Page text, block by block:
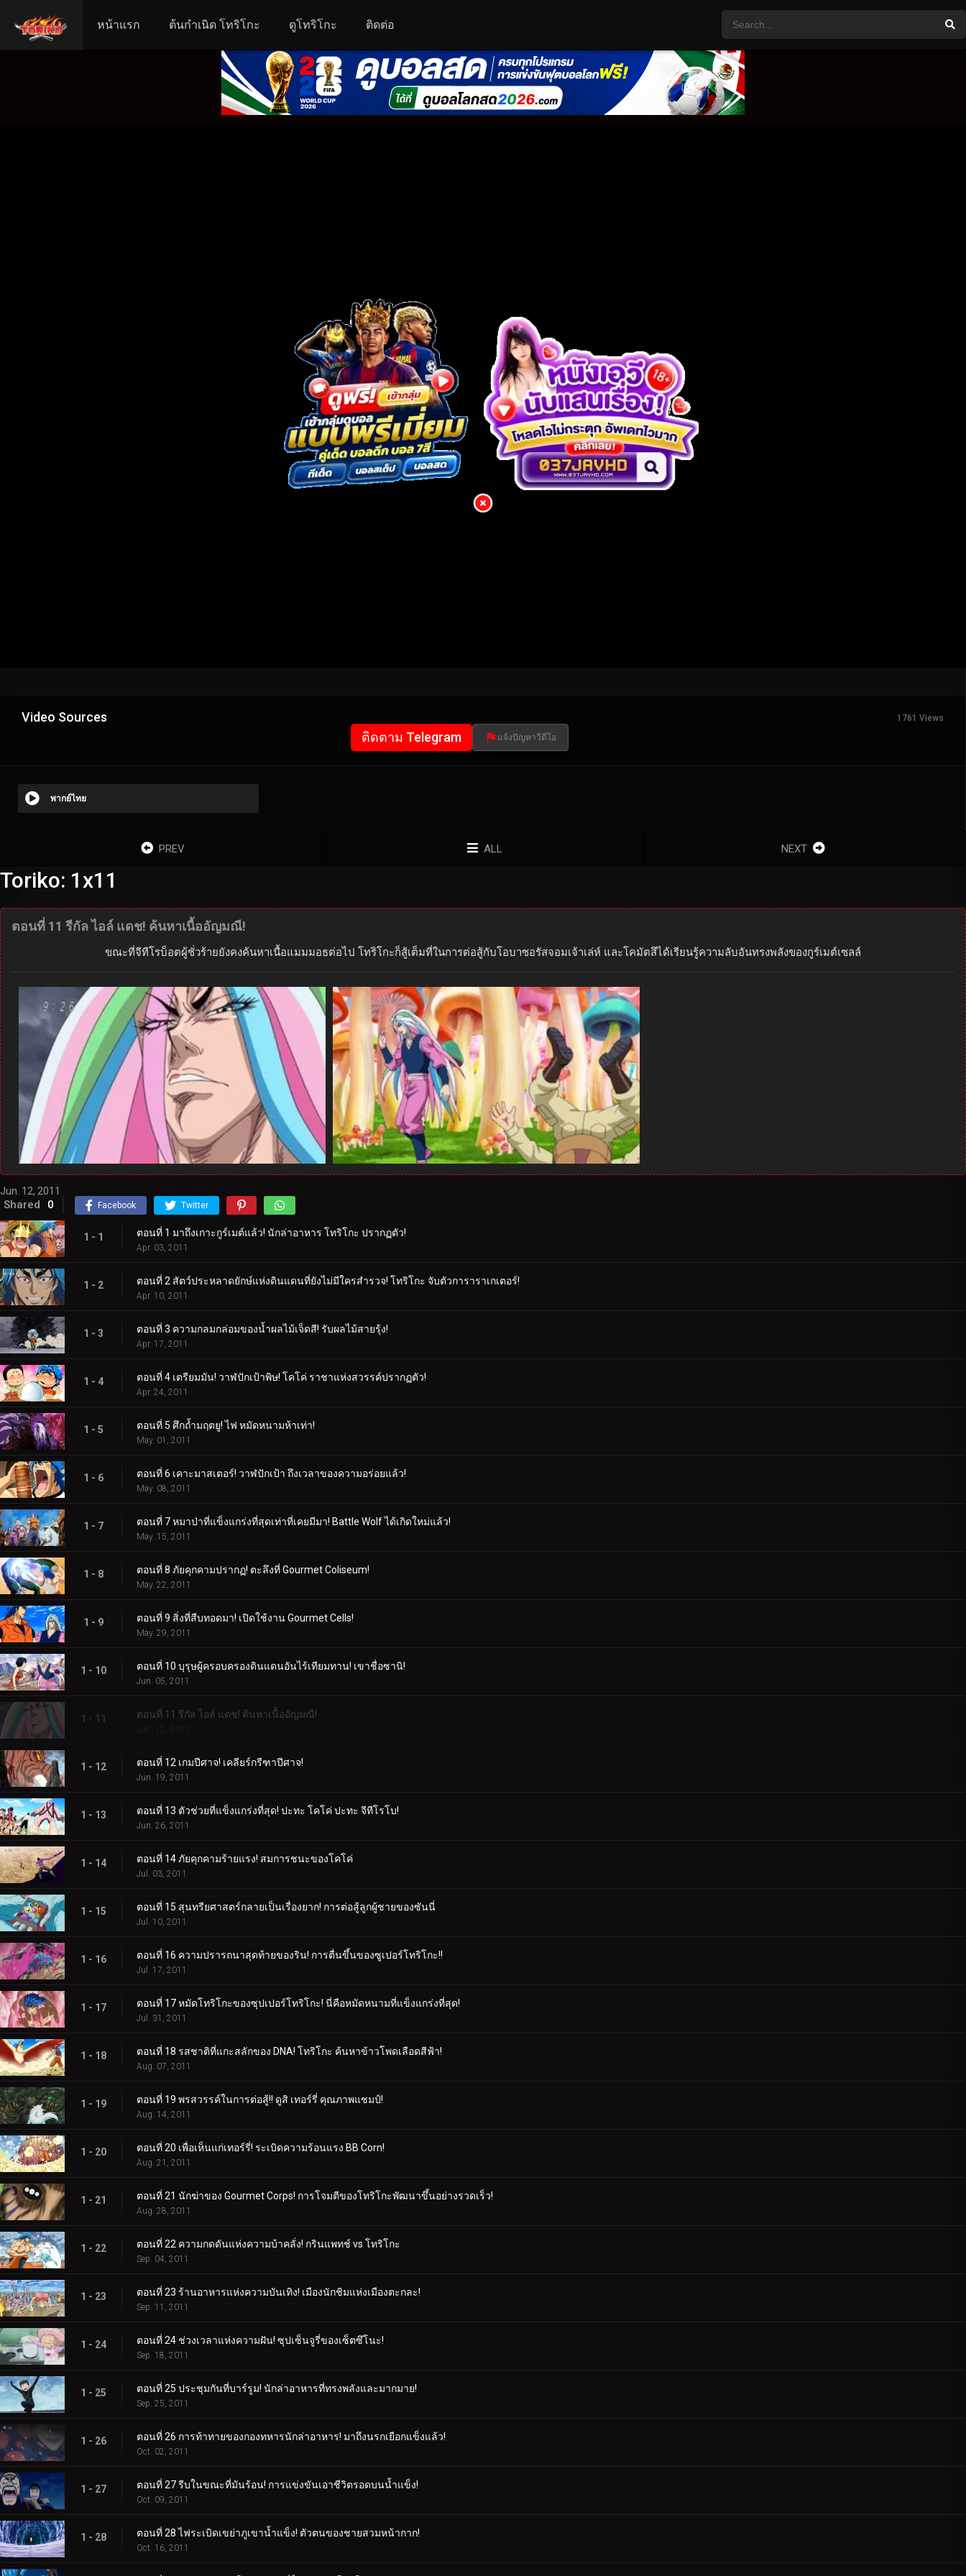
หน้าแรก ต้นกำเนิด โทริโกะ ดูโทริโกะ ติดต่อ
Video Sources 1761 Views
ติดตาม Telegram แจ้งปัญหาวีดีโอ
พากย์ไทย
PREV ALL NEXT
Toriko: 1x11
ตอนที่ 11 รีกัล ไอล์ แดช! ค้นหาเนื้ออัญมณี!
ขณะที่จีทีโรบ็อตผู้ชั่วร้ายยังคงค้นหาเนื้อแมมมอธต่อไป โทริโกะก็สู้เต็มที่ในการต่อสู้กับโอบาซอรัสจอมเจ้าเล่ห์ และโคมัตสึได้เรียนรู้ความลับอันทรงพลังของกูร์เมต์เซลล์
Jun. 12, 2011
Shared 0 Facebook Twitter
1 - 1 ตอนที่ 1 มาถึงเกาะกูร์เมต์แล้ว! นักล่าอาหาร โทริโกะ ปรากฏตัว!
Apr. 03, 2011
1 - 2 ตอนที่ 2 สัตว์ประหลาดยักษ์แห่งดินแดนที่ยังไม่มีใครสำรวจ! โทริโกะ จับตัวการาราเกเตอร์!
Apr. 10, 2011
1 - 3 ตอนที่ 3 ความกลมกล่อมของน้ำผลไม้เจ็ดสี! รับผลไม้สายรุ้ง!
Apr. 17, 2011
1 - 4 ตอนที่ 4 เตรียมมัน! วาฬปักเป้าพิษ! โคโค่ ราชาแห่งสวรรค์ปรากฏตัว!
Apr. 24, 2011
1 - 5 ตอนที่ 5 ศึกถ้ำมฤตยู! ไฟ หมัดหนามห้าเท่า!
May. 01, 2011
1 - 6 ตอนที่ 6 เคาะมาสเตอร์! วาฬปักเป้า ถึงเวลาของความอร่อยแล้ว!
May. 08, 2011
1 - 7 ตอนที่ 7 หมาป่าที่แข็งแกร่งที่สุดเท่าที่เคยมีมา! Battle Wolf ได้เกิดใหม่แล้ว!
May. 15, 2011
1 - 8 ตอนที่ 8 ภัยคุกคามปรากฏ! ตะลึงที่ Gourmet Coliseum!
May. 22, 2011
1 - 9 ตอนที่ 9 สิ่งที่สืบทอดมา! เปิดใช้งาน Gourmet Cells!
May. 29, 2011
1 - 10 ตอนที่ 10 บุรุษผู้ครอบครองดินแดนอันไร้เทียมทาน! เขาชื่อซานิ!
Jun. 05, 2011
1 - 11 ตอนที่ 11 รีกัล ไอล์ แดช! ค้นหาเนื้ออัญมณี!
Jun. 12, 2011
1 - 12 ตอนที่ 12 เกมปีศาจ! เคลียร์กรีฑาปีศาจ!
Jun. 19, 2011
1 - 13 ตอนที่ 13 ตัวช่วยที่แข็งแกร่งที่สุด! ปะทะ โคโค่ ปะทะ จีทีโรโบ!
Jun. 26, 2011
1 - 14 ตอนที่ 14 ภัยคุกคามร้ายแรง! สมการชนะของโคโค่
Jul. 03, 2011
1 - 15 ตอนที่ 15 สุนทรียศาสตร์กลายเป็นเรื่องยาก! การต่อสู้ลูกผู้ชายของซันนี่
Jul. 10, 2011
1 - 16 ตอนที่ 16 ความปรารถนาสุดท้ายของริน! การตื่นขึ้นของซูเปอร์โทริโกะ!!
Jul. 17, 2011
1 - 17 ตอนที่ 17 หมัดโทริโกะของซุปเปอร์โทริโกะ! นี่คือหมัดหนามที่แข็งแกร่งที่สุด!
Jul. 31, 2011
1 - 18 ตอนที่ 18 รสชาติที่แกะสลักของ DNA! โทริโกะ ค้นหาข้าวโพดเลือดสีฟ้า!
Aug. 07, 2011
1 - 19 ตอนที่ 19 พรสวรรค์ในการต่อสู้!! ดูสิ เทอร์รี่ คุณภาพแชมป์!
Aug. 14, 2011
1 - 20 ตอนที่ 20 เพื่อเห็นแก่เทอร์รี่! ระเบิดความร้อนแรง BB Corn!
Aug. 21, 2011
1 - 21 ตอนที่ 21 นักฆ่าของ Gourmet Corps! การโจมตีของโทริโกะพัฒนาขึ้นอย่างรวดเร็ว!
Aug. 28, 2011
1 - 22 ตอนที่ 22 ความกดดันแห่งความบ้าคลั่ง! กรินแพทช์ vs โทริโกะ
Sep. 04, 2011
1 - 23 ตอนที่ 23 ร้านอาหารแห่งความบันเทิง! เมืองนักชิมแห่งเมืองตะกละ!
Sep. 11, 2011
1 - 24 ตอนที่ 24 ช่วงเวลาแห่งความฝัน! ซุปเซ็นจูรี่ของเซ็ตซึโนะ!
Sep. 18, 2011
1 - 25 ตอนที่ 25 ประชุมกันที่บาร์รูม! นักล่าอาหารที่ทรงพลังและมากมาย!
Sep. 25, 2011
1 - 26 ตอนที่ 26 การท้าทายของกองทหารนักล่าอาหาร! มาถึงนรกเยือกแข็งแล้ว!
Oct. 02, 2011
1 - 27 ตอนที่ 27 รีบในขณะที่มันร้อน! การแข่งขันเอาชีวิตรอดบนน้ำแข็ง!
Oct. 09, 2011
1 - 28 ตอนที่ 28 ไฟระเบิดเขย่าภูเขาน้ำแข็ง! ตัวตนของชายสวมหน้ากาก!
Oct. 16, 2011